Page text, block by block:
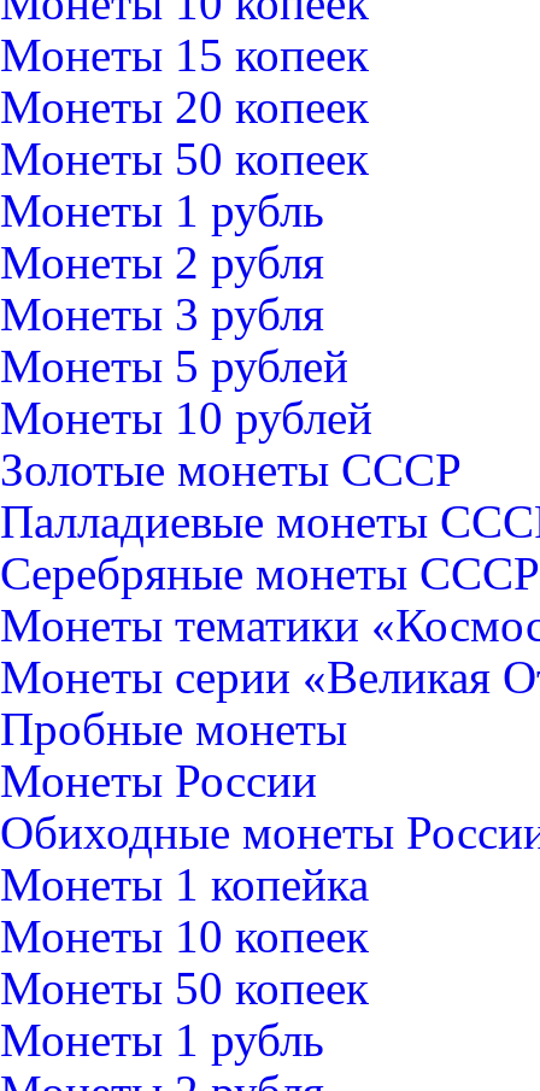
Монеты 15 копеек
Монеты 20 копеек
Монеты 50 копеек
Монеты 1 рубль
Монеты 2 рубля
Монеты 3 рубля
Монеты 5 рублей
Монеты 10 рублей
Золотые монеты СССР
Палладиевые монеты
Серебряные монеты CCCР
Монеты тематики
Монеты серии «Великая
Пробные монеты
Монеты России
Обиходные монеты
Монеты 1 копейка
Монеты 10 копеек
Монеты 50 копеек
Монеты 1 рубль